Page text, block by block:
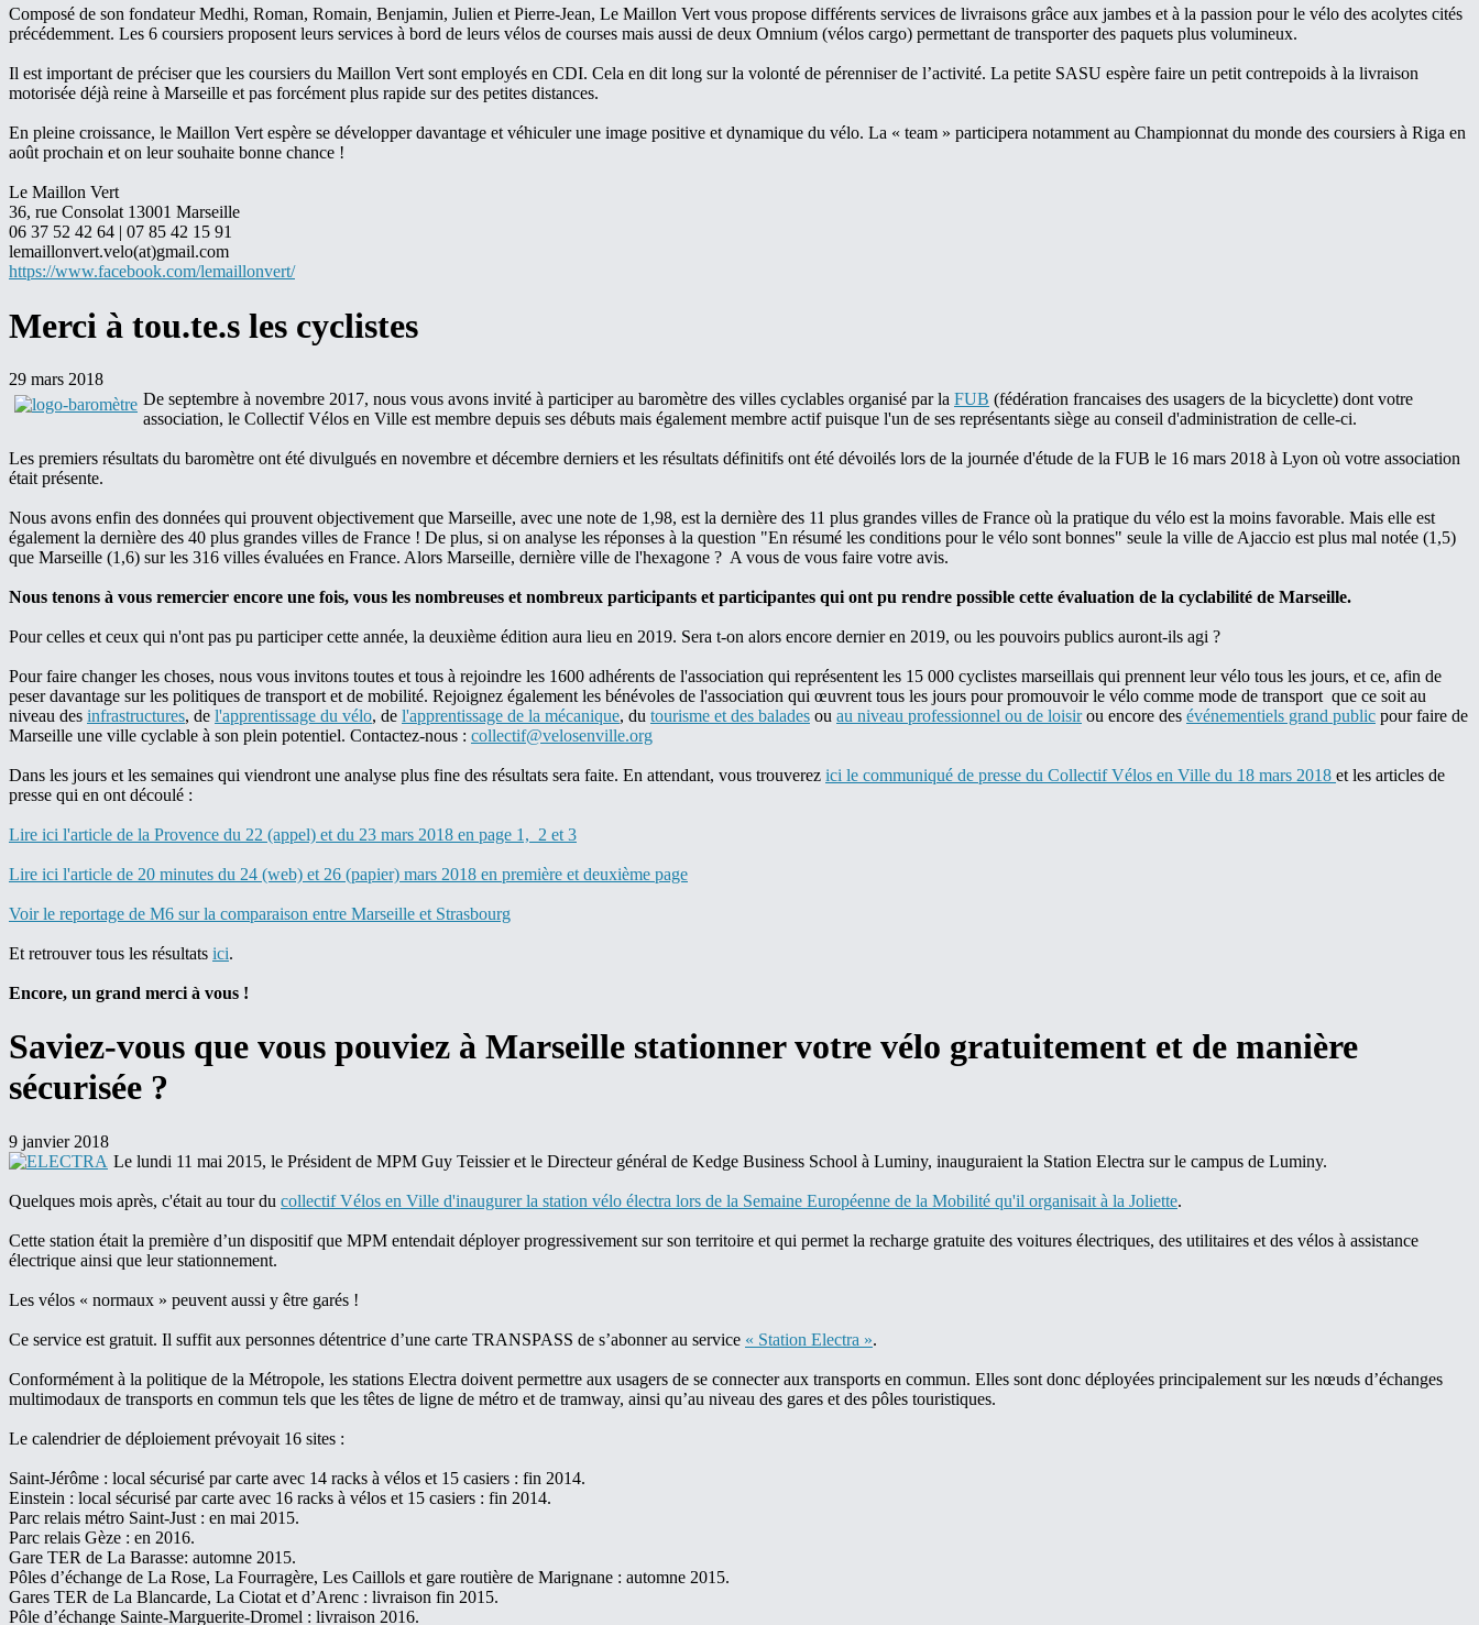
Composé de son fondateur Medhi, Roman, Romain, Benjamin, Julien et Pierre-Jean, Le Maillon Vert vous propose différents services de livraisons grâce aux jambes et à la passion pour le vélo des acolytes cités
précédemment. Les 6 coursiers proposent leurs services à bord de leurs vélos de courses mais aussi de deux Omnium (vélos cargo) permettant de transporter des paquets plus volumineux.
Il est important de préciser que les coursiers du Maillon Vert sont employés en CDI. Cela en dit long sur la volonté de pérenniser de l’activité. La petite SASU espère faire un petit contrepoids à la livraison
motorisée déjà reine à Marseille et pas forcément plus rapide sur des petites distances.
En pleine croissance, le Maillon Vert espère se développer davantage et véhiculer une image positive et dynamique du vélo. La « team » participera notamment au Championnat du monde des coursiers à Riga en
août prochain et on leur souhaite bonne chance !
Le Maillon Vert
36, rue Consolat 13001 Marseille
06 37 52 42 64 | 07 85 42 15 91
lemaillonvert.velo(at)gmail.com
https://www.facebook.com/lemaillonvert/
Merci à tou.te.s les cyclistes
29 mars 2018
De septembre à novembre 2017, nous vous avons invité à participer au baromètre des villes cyclables organisé par la FUB (fédération francaises des usagers de la bicyclette) dont votre
association, le Collectif Vélos en Ville est membre depuis ses débuts mais également membre actif puisque l'un de ses représentants siège au conseil d'administration de celle-ci.
Les premiers résultats du baromètre ont été divulgués en novembre et décembre derniers et les résultats définitifs ont été dévoilés lors de la journée d'étude de la FUB le 16 mars 2018 à Lyon où votre association
était présente.
Nous avons enfin des données qui prouvent objectivement que Marseille, avec une note de 1,98, est la dernière des 11 plus grandes villes de France où la pratique du vélo est la moins favorable. Mais elle est
également la dernière des 40 plus grandes villes de France ! De plus, si on analyse les réponses à la question "En résumé les conditions pour le vélo sont bonnes" seule la ville de Ajaccio est plus mal notée (1,5)
que Marseille (1,6) sur les 316 villes évaluées en France. Alors Marseille, dernière ville de l'hexagone ? A vous de vous faire votre avis.
Nous tenons à vous remercier encore une fois, vous les nombreuses et nombreux participants et participantes qui ont pu rendre possible cette évaluation de la cyclabilité de Marseille.
Pour celles et ceux qui n'ont pas pu participer cette année, la deuxième édition aura lieu en 2019. Sera t-on alors encore dernier en 2019, ou les pouvoirs publics auront-ils agi ?
Pour faire changer les choses, nous vous invitons toutes et tous à rejoindre les 1600 adhérents de l'association qui représentent les 15 000 cyclistes marseillais qui prennent leur vélo tous les jours, et ce, afin de
peser davantage sur les politiques de transport et de mobilité. Rejoignez également les bénévoles de l'association qui œuvrent tous les jours pour promouvoir le vélo comme mode de transport que ce soit au
niveau des infrastructures, de l'apprentissage du vélo, de l'apprentissage de la mécanique, du tourisme et des balades ou au niveau professionnel ou de loisirou encore des événementiels grand public pour faire de
Marseille une ville cyclable à son plein potentiel. Contactez-nous : collectif@velosenville.org
Dans les jours et les semaines qui viendront une analyse plus fine des résultats sera faite. En attendant, vous trouverez ici le communiqué de presse du Collectif Vélos en Ville du 18 mars 2018 et les articles de
presse qui en ont découlé :
Lire ici l'article de la Provence du 22 (appel) et du 23 mars 2018 en page 1, 2 et 3
Lire ici l'article de 20 minutes du 24 (web) et 26 (papier) mars 2018 en première et deuxième page
Voir le reportage de M6 sur la comparaison entre Marseille et Strasbourg
Et retrouver tous les résultats ici.
Encore, un grand merci à vous !
Saviez-vous que vous pouviez à Marseille stationner votre vélo gratuitement et de manière
sécurisée ?
9 janvier 2018
Le lundi 11 mai 2015, le Président de MPM Guy Teissier et le Directeur général de Kedge Business School à Luminy, inauguraient la Station Electra sur le campus de Luminy.
Quelques mois après, c'était au tour du collectif Vélos en Ville d'inaugurer la station vélo électra lors de la Semaine Européenne de la Mobilité qu'il organisait à la Joliette.
Cette station était la première d’un dispositif que MPM entendait déployer progressivement sur son territoire et qui permet la recharge gratuite des voitures électriques, des utilitaires et des vélos à assistance
électrique ainsi que leur stationnement.
Les vélos « normaux » peuvent aussi y être garés !
Ce service est gratuit. Il suffit aux personnes détentrice d’une carte TRANSPASS de s’abonner au service « Station Electra ».
Conformément à la politique de la Métropole, les stations Electra doivent permettre aux usagers de se connecter aux transports en commun. Elles sont donc déployées principalement sur les nœuds d’échanges
multimodaux de transports en commun tels que les têtes de ligne de métro et de tramway, ainsi qu’au niveau des gares et des pôles touristiques.
Le calendrier de déploiement prévoyait 16 sites :
Saint-Jérôme : local sécurisé par carte avec 14 racks à vélos et 15 casiers : fin 2014.
Einstein : local sécurisé par carte avec 16 racks à vélos et 15 casiers : fin 2014.
Parc relais métro Saint-Just : en mai 2015.
Parc relais Gèze : en 2016.
Gare TER de La Barasse: automne 2015.
Pôles d’échange de La Rose, La Fourragère, Les Caillols et gare routière de Marignane : automne 2015.
Gares TER de La Blancarde, La Ciotat et d’Arenc : livraison fin 2015.
Pôle d’échange Sainte-Marguerite-Dromel : livraison 2016.